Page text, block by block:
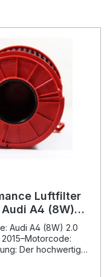
Luftfilter
A4 (8W)
Bj. 2015–
Audi A4 (8W) 2.0
2015–Motorcode:
Der hochwertige